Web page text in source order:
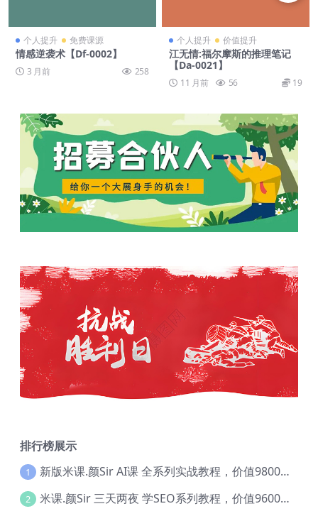
个人提升 免费课源
情感逆袭术【Df-0002】
3 月前 258
个人提升 价值提升
江无情:福尔摩斯的推理笔记
【Da-0021】
11 月前 56 19
排行榜展示
1 新版米课.颜Sir AI课 全系列实战教程，价值9800，跨境首选！【Ag-0052】
2 米课.颜Sir 三天两夜 学SEO系列教程，价值9600元，跨境人都在学 【Ag-0056】